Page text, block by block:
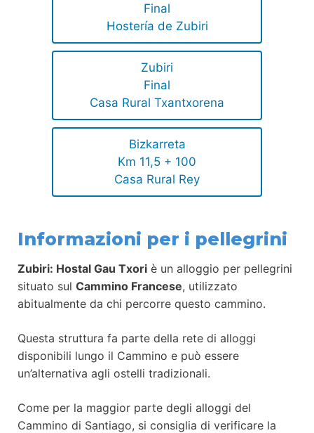
Final
Hostería de Zubiri
Zubiri
Final
Casa Rural Txantxorena
Bizkarreta
Km 11,5 + 100
Casa Rural Rey
Informazioni per i pellegrini
Zubiri: Hostal Gau Txori è un alloggio per pellegrini
situato sul Cammino Francese, utilizzato
abitualmente da chi percorre questo cammino.
Questa struttura fa parte della rete di alloggi
disponibili lungo il Cammino e può essere
un’alternativa agli ostelli tradizionali.
Come per la maggior parte degli alloggi del
Cammino di Santiago, si consiglia di verificare la